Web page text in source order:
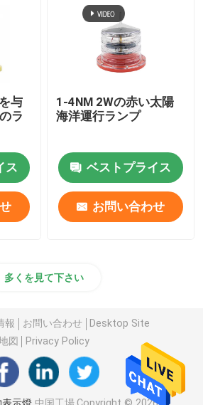
与
ラ
ス
1-4NM 2Wの赤い太陽
海洋運行ランプ
ベストプライス
お問い合わせ
多くを見て下さい
報 お問い合わせ
Desktop Site
図
Privacy Policy